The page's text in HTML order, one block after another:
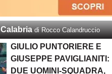
di Rocco Calandruccio
GIULIO PUNTORIERE E
GIUSEPPE PAVIGLIANITI:
DUE UOMINI-SQUADRA,